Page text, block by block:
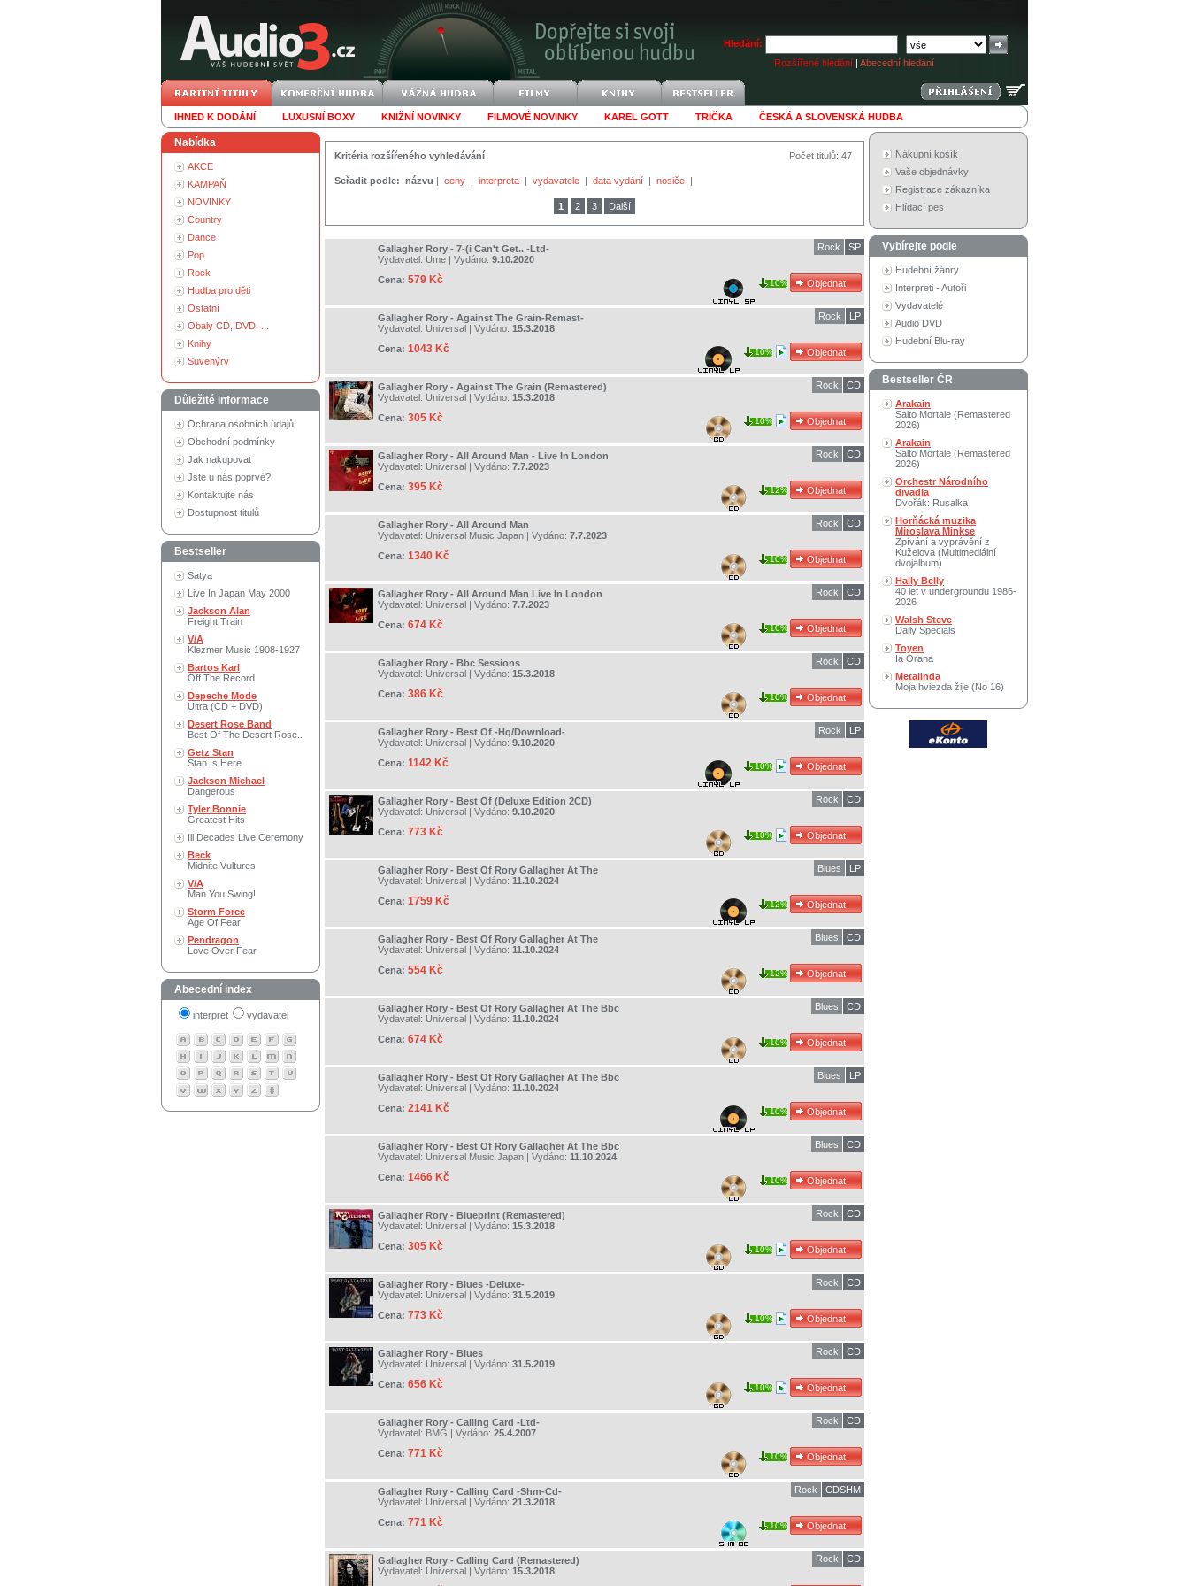
Hledání:
Rozšířené hledání | Abecední hledání
IHNED K DODÁNÍ LUXUSNÍ BOXY KNIŽNÍ NOVINKY FILMOVÉ NOVINKY KAREL GOTT TRIČKA ČESKÁ A SLOVENSKÁ HUDBA
Nabídka
AKCE
KAMPAŇ
NOVINKY
Country
Dance
Pop
Rock
Hudba pro děti
Ostatní
Obaly CD, DVD, ...
Knihy
Suvenýry
Důležité informace
Ochrana osobních údajů
Obchodní podmínky
Jak nakupovat
Jste u nás poprvé?
Kontaktujte nás
Dostupnost titulů
Bestseller
Satya
Live In Japan May 2000
Jackson Alan
Freight Train
V/A
Klezmer Music 1908-1927
Bartos Karl
Off The Record
Depeche Mode
Ultra (CD + DVD)
Desert Rose Band
Best Of The Desert Rose..
Getz Stan
Stan Is Here
Jackson Michael
Dangerous
Tyler Bonnie
Greatest Hits
Iii Decades Live Ceremony
Beck
Midnite Vultures
V/A
Man You Swing!
Storm Force
Age Of Fear
Pendragon
Love Over Fear
Abecední index
interpret vydavatel
Počet titulů: 47
Kritéria rozšířeného vyhledávání
Seřadit podle: názvu | ceny | interpreta | vydavatele | data vydání | nosiče |
1 2 3 Další
Gallagher Rory - 7-(i Can't Get.. -Ltd-
Vydavatel: Ume | Vydáno: 9.10.2020
Cena: 579 Kč
SP
Rock
10%
Gallagher Rory - Against The Grain-Remast-
Vydavatel: Universal | Vydáno: 15.3.2018
Cena: 1043 Kč
LP
Rock
10%
Gallagher Rory - Against The Grain (Remastered)
Vydavatel: Universal | Vydáno: 15.3.2018
Cena: 305 Kč
CD
Rock
10%
Gallagher Rory - All Around Man - Live In London
Vydavatel: Universal | Vydáno: 7.7.2023
Cena: 395 Kč
CD
Rock
12%
Gallagher Rory - All Around Man
Vydavatel: Universal Music Japan | Vydáno: 7.7.2023
Cena: 1340 Kč
CD
Rock
10%
Gallagher Rory - All Around Man Live In London
Vydavatel: Universal | Vydáno: 7.7.2023
Cena: 674 Kč
CD
Rock
10%
Gallagher Rory - Bbc Sessions
Vydavatel: Universal | Vydáno: 15.3.2018
Cena: 386 Kč
CD
Rock
10%
Gallagher Rory - Best Of -Hq/Download-
Vydavatel: Universal | Vydáno: 9.10.2020
Cena: 1142 Kč
LP
Rock
10%
Gallagher Rory - Best Of (Deluxe Edition 2CD)
Vydavatel: Universal | Vydáno: 9.10.2020
Cena: 773 Kč
CD
Rock
10%
Gallagher Rory - Best Of Rory Gallagher At The
Vydavatel: Universal | Vydáno: 11.10.2024
Cena: 1759 Kč
LP
Blues
12%
Gallagher Rory - Best Of Rory Gallagher At The
Vydavatel: Universal | Vydáno: 11.10.2024
Cena: 554 Kč
CD
Blues
12%
Gallagher Rory - Best Of Rory Gallagher At The Bbc
Vydavatel: Universal | Vydáno: 11.10.2024
Cena: 674 Kč
CD
Blues
10%
Gallagher Rory - Best Of Rory Gallagher At The Bbc
Vydavatel: Universal | Vydáno: 11.10.2024
Cena: 2141 Kč
LP
Blues
10%
Gallagher Rory - Best Of Rory Gallagher At The Bbc
Vydavatel: Universal Music Japan | Vydáno: 11.10.2024
Cena: 1466 Kč
CD
Blues
10%
Gallagher Rory - Blueprint (Remastered)
Vydavatel: Universal | Vydáno: 15.3.2018
Cena: 305 Kč
CD
Rock
10%
Gallagher Rory - Blues -Deluxe-
Vydavatel: Universal | Vydáno: 31.5.2019
Cena: 773 Kč
CD
Rock
10%
Gallagher Rory - Blues
Vydavatel: Universal | Vydáno: 31.5.2019
Cena: 656 Kč
CD
Rock
10%
Gallagher Rory - Calling Card -Ltd-
Vydavatel: BMG | Vydáno: 25.4.2007
Cena: 771 Kč
CD
Rock
10%
Gallagher Rory - Calling Card -Shm-Cd-
Vydavatel: Universal | Vydáno: 21.3.2018
Cena: 771 Kč
CDSHM
Rock
10%
Gallagher Rory - Calling Card (Remastered)
Vydavatel: Universal | Vydáno: 15.3.2018
CD
Rock
Nákupní košík
Vaše objednávky
Registrace zákazníka
Hlídací pes
Vybírejte podle
Hudební žánry
Interpreti - Autoři
Vydavatelé
Audio DVD
Hudební Blu-ray
Bestseller ČR
Arakain
Salto Mortale (Remastered
2026)
Arakain
Salto Mortale (Remastered
2026)
Orchestr Národního
divadla
Dvořák: Rusalka
Horňácká muzika
Miroslava Minkse
Zpívání a vyprávění z
Kuželova (Multimediální
dvojalbum)
Hally Belly
40 let v undergroundu 1986-
2026
Walsh Steve
Daily Specials
Toyen
Ia Orana
Metalinda
Moja hviezda žije (No 16)